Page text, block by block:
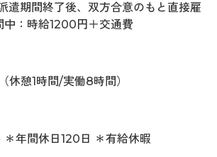
遣期間終了後、双方合意のもと直接雇
：時給1200円＋交通費
休憩1時間/実働8時間）
＊年間休日120日 ＊有給休暇